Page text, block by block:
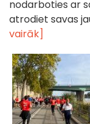
nodarboties ar
atrodiet savas
vairāk]